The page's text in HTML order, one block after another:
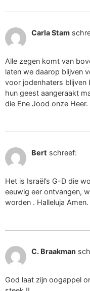
Carla Stam
Alle zegen komt van
laten we daarop blijven
voor jodenhaters blijven
hun geest aangeraakt
die Ene Jood onze
Bert schreef:
Het is Israël’s G-D die
eeuwig eer ontvangen,
worden . Halleluja Amen.
C. Braakman
God laat zijn oogappel